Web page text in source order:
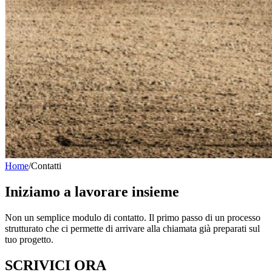
Home/Contatti
Iniziamo a lavorare insieme
Non un semplice modulo di contatto. Il primo passo di un processo
strutturato che ci permette di arrivare alla chiamata già preparati sul
tuo progetto.
SCRIVICI ORA